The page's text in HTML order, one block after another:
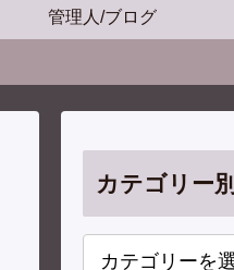
管理人/ブログ
カテゴリー別